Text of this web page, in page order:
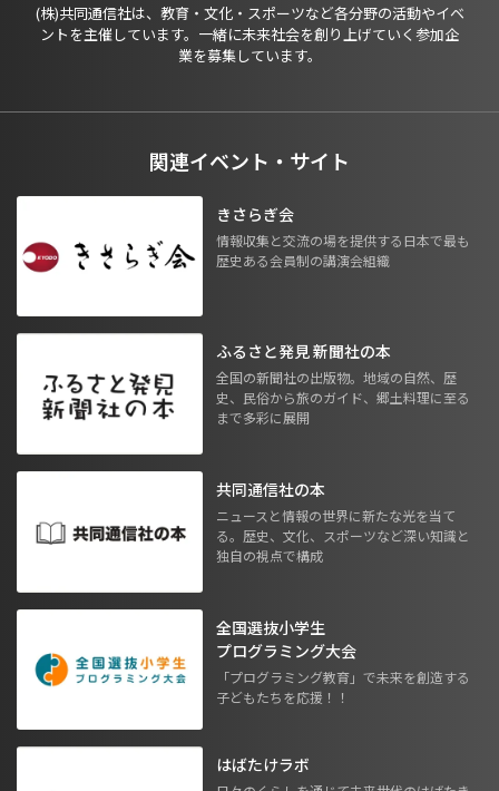
(株)共同通信社は、教育・文化・スポーツなど各分野の活動やイベ
ントを主催しています。一緒に未来社会を創り上げていく参加企
業を募集しています。
関連イベント・サイト
きさらぎ会
情報収集と交流の場を提供する日本で最も
歴史ある会員制の講演会組織
ふるさと発見 新聞社の本
全国の新聞社の出版物。地域の自然、歴
史、民俗から旅のガイド、郷土料理に至る
まで多彩に展開
共同通信社の本
ニュースと情報の世界に新たな光を当て
る。歴史、文化、スポーツなど深い知識と
独自の視点で構成
全国選抜小学生
プログラミング大会
「プログラミング教育」で未来を創造する
子どもたちを応援！！
はばたけラボ